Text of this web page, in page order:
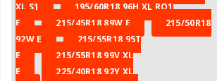
XL S1
195/60R18 96H XL RO1
E
215/45R18 89W E
215/50R18
92W E
215/55R18 95T
E
215/55R18 99V XL
E
225/40R18 92Y XL